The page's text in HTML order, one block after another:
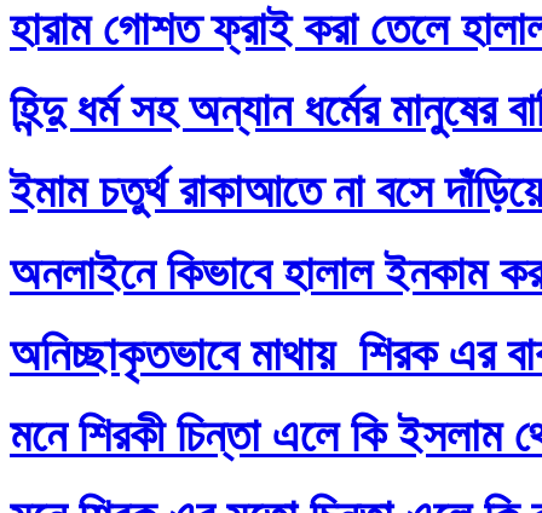
হারাম গোশত ফ্রাই করা তেলে
হিন্দু ধর্ম সহ অন্যান ধর্মের মানুষের
ইমাম চতুর্থ রাকাআতে না বসে
অনলাইনে কিভাবে হালাল ইনকাম
অনিচ্ছাকৃতভাবে মাথায় শিরক এর
মনে শিরকী চিন্তা এলে কি ইসলাম